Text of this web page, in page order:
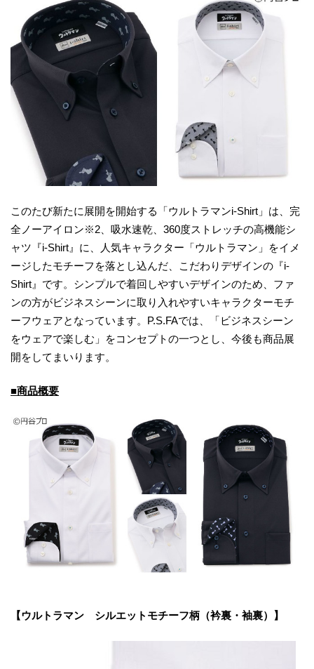
このたび新たに展開を開始する「ウルトラマンi-Shirt」は、完
全ノーアイロン※2、吸水速乾、360度ストレッチの高機能シ
ャツ『i-Shirt』に、人気キャラクター「ウルトラマン」をイメ
ージしたモチーフを落とし込んだ、こだわりデザインの『i-
Shirt』です。シンプルで着回しやすいデザインのため、ファ
ンの方がビジネスシーンに取り入れやすいキャラクターモチ
ーフウェアとなっています。P.S.FAでは、「ビジネスシーン
をウェアで楽しむ」をコンセプトの一つとし、今後も商品展
開をしてまいります。
■商品概要
【ウルトラマン シルエットモチーフ柄（衿裏・袖裏）】